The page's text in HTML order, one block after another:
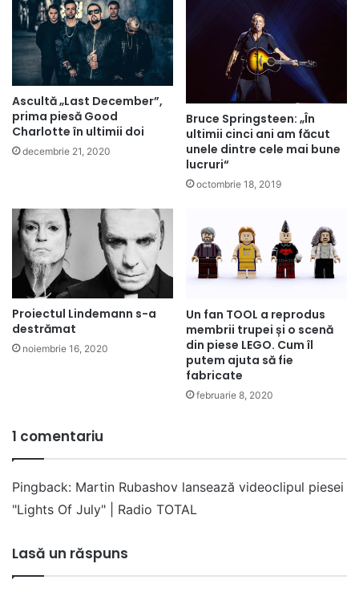
Ascultă „Last December”,
prima piesă Good
Charlotte în ultimii doi
decembrie 21, 2020
Bruce Springsteen: „În
ultimii cinci ani am făcut
unele dintre cele mai bune
lucruri“
octombrie 18, 2019
Proiectul Lindemann s-a
destrămat
noiembrie 16, 2020
Un fan TOOL a reprodus
membrii trupei și o scenă
din piese LEGO. Cum îl
putem ajuta să fie
fabricate
februarie 8, 2020
1 comentariu
Pingback: Martin Rubashov lansează videoclipul piesei
"Lights Of July" | Radio TOTAL
Lasă un răspuns